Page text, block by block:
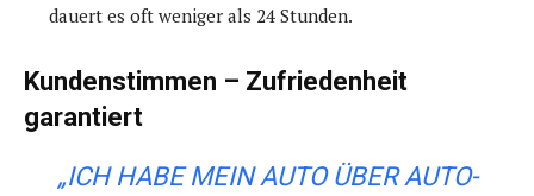
dauert es oft weniger als 24 Stunden.
Kundenstimmen – Zufriedenheit
garantiert
„ICH HABE MEIN AUTO ÜBER AUTO-